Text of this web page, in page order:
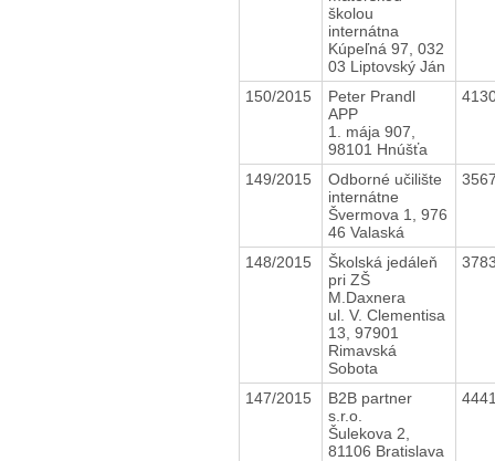
školou
internátna
Kúpeľná 97, 032
03 Liptovský Ján
150/2015
Peter Prandl
APP
1. mája 907,
98101 Hnúšťa
149/2015
Odborné učilište
internátne
Švermova 1, 976
46 Valaská
148/2015
Školská jedáleň
pri ZŠ
M.Daxnera
ul. V. Clementisa
13, 97901
Rimavská
Sobota
147/2015
B2B partner
s.r.o.
Šulekova 2,
81106 Bratislava